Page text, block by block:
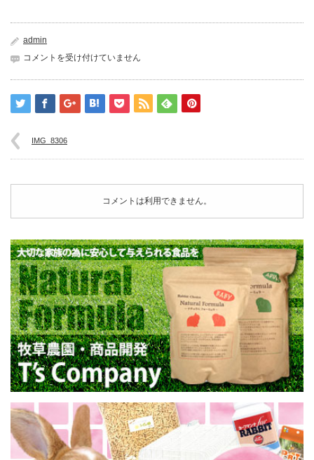
admin
IMG_8306
コメントを受け付けていません
IMG_8306
コメントは利用できません。